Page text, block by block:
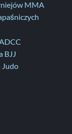
MMA
BJJ
Judo